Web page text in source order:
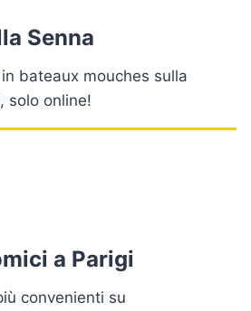
Senna
bateaux mouches sulla
solo online!
a Parigi
convenienti su